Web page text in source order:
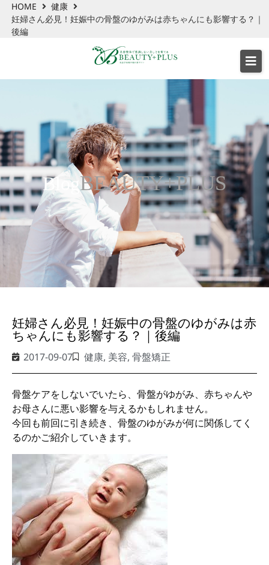
HOME
健康
妊婦さん必見！妊娠中の骨盤のゆがみは赤ちゃんにも影響する？｜
後編
BlogBEAUTY+PLUS
妊婦さん必見！妊娠中の骨盤のゆがみは赤
ちゃんにも影響する？｜後編
2017-09-07 健康, 美容, 骨盤矯正
骨盤ケアをしないでいたら、骨盤がゆがみ、赤ちゃんや
お母さんに悪い影響を与えるかもしれません。
今回も前回に引き続き、骨盤のゆがみが何に関係してく
るのかご紹介していきます。